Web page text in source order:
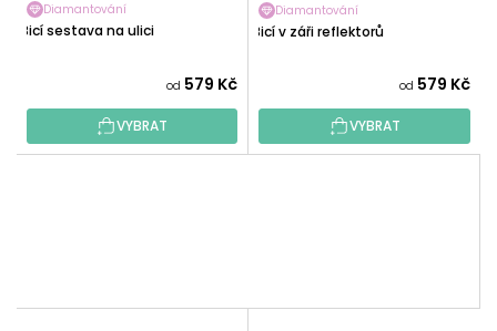
Diamantování
Bicí sestava na ulici
od 579 Kč
VYBRAT
Diamantování
Bicí v záři reflektorů
od 579 Kč
VYBRAT